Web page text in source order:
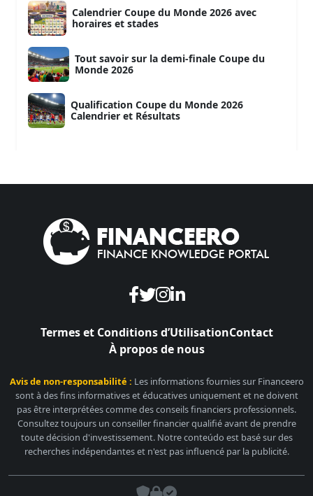
Calendrier Coupe du Monde 2026 avec
horaires et stades
Tout savoir sur la demi-finale Coupe du
Monde 2026
Qualification Coupe du Monde 2026
Calendrier et Résultats
Termes et Conditions d’UtilisationContact
À propos de nous
Avis de non-responsabilité : Les informations fournies sur Financeero
sont à des fins informatives et éducatives uniquement et ne doivent
pas être interprétées comme des conseils financiers professionnels.
Consultez toujours un conseiller financier qualifié avant de prendre
toute décision d'investissement. Notre conteúdo est basé sur des
recherches indépendantes et n'est pas influencé par la publicité.